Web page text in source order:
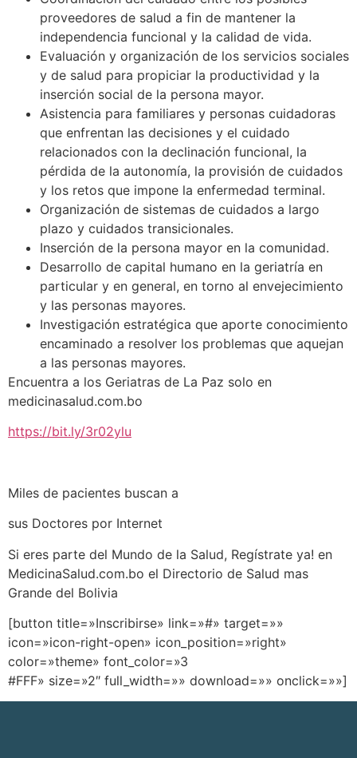
proveedores de salud a fin de mantener la
independencia funcional y la calidad de vida.
Evaluación y organización de los servicios sociales
y de salud para propiciar la productividad y la
inserción social de la persona mayor.
Asistencia para familiares y personas cuidadoras
que enfrentan las decisiones y el cuidado
relacionados con la declinación funcional, la
pérdida de la autonomía, la provisión de cuidados
y los retos que impone la enfermedad terminal.
Organización de sistemas de cuidados a largo
plazo y cuidados transicionales.
Inserción de la persona mayor en la comunidad.
Desarrollo de capital humano en la geriatría en
particular y en general, en torno al envejecimiento
y las personas mayores.
Investigación estratégica que aporte conocimiento
encaminado a resolver los problemas que aquejan
a las personas mayores.
Encuentra a los Geriatras de La Paz solo en
medicinasalud.com.bo
https://bit.ly/3r02ylu
Miles de pacientes buscan a
sus Doctores por Internet
Si eres parte del Mundo de la Salud, Regístrate ya! en
MedicinaSalud.com.bo el Directorio de Salud mas
Grande del Bolivia
[button title=»Inscribirse» link=»#» target=»»
icon=»icon-right-open» icon_position=»right»
color=»theme» font_color=»3
#FFF» size=»2″ full_width=»» download=»» onclick=»»]